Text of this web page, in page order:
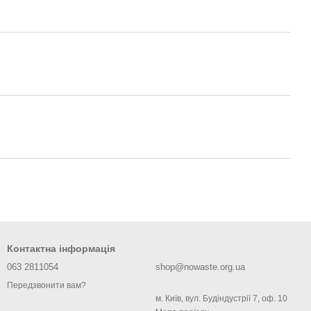
Контактна інформація
063 2811054
Передзвонити вам?
shop@nowaste.org.ua
м. Київ, вул. Будіндустрії 7, оф. 10